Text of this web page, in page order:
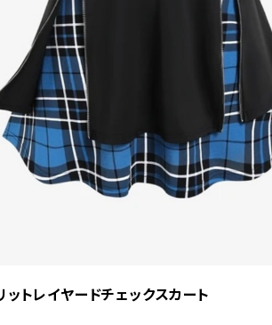
ットレイヤードチェックスカート